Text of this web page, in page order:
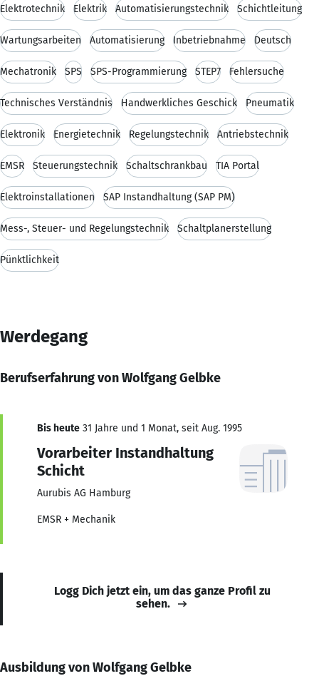
Elektrotechnik Elektrik Automatisierungstechnik Schichtleitung
Wartungsarbeiten Automatisierung Inbetriebnahme Deutsch
Mechatronik SPS SPS-Programmierung STEP7 Fehlersuche
Technisches Verständnis Handwerkliches Geschick Pneumatik
Elektronik Energietechnik Regelungstechnik Antriebstechnik
EMSR Steuerungstechnik Schaltschrankbau TIA Portal
Elektroinstallationen SAP Instandhaltung (SAP PM)
Mess-, Steuer- und Regelungstechnik Schaltplanerstellung
Pünktlichkeit
Werdegang
Berufserfahrung von Wolfgang Gelbke
Bis heute 31 Jahre und 1 Monat, seit Aug. 1995
Vorarbeiter Instandhaltung
Schicht
Aurubis AG Hamburg
EMSR + Mechanik
Logg Dich jetzt ein, um das ganze Profil zu
sehen.
Ausbildung von Wolfgang Gelbke